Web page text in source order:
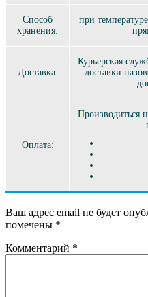
Способ
хранения:
при
Доставка:
Курьерская
доставки
Оплата:
Производиться
Ваш адрес email не будет
помечены *
Комментарий *